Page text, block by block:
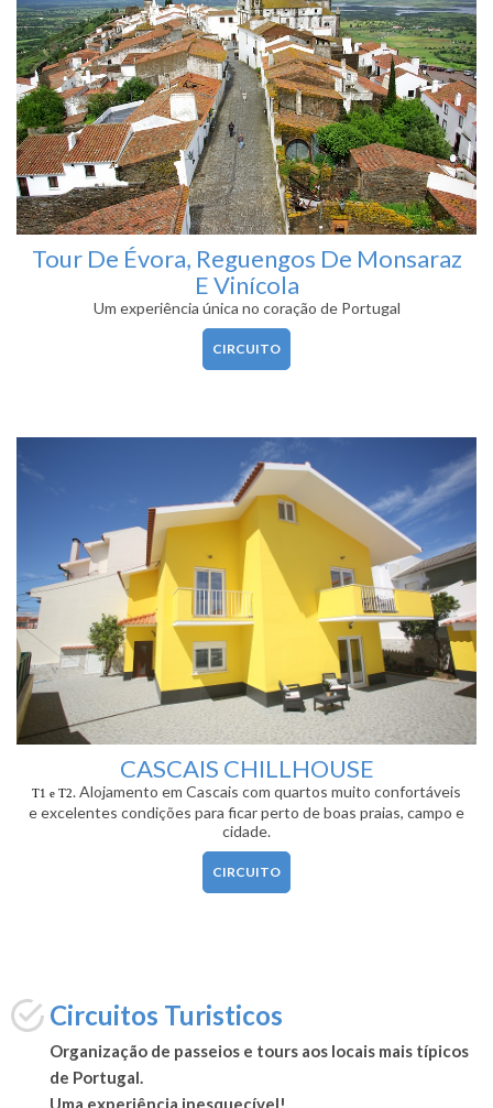
Tour De Évora, Reguengos De Monsaraz
E Vinícola
Um experiência única no coração de Portugal
CIRCUITO
CASCAIS CHILLHOUSE
T1 e T2. Alojamento em Cascais com quartos muito confortáveis
e excelentes condições para ficar perto de boas praias, campo e
cidade.
CIRCUITO
Circuitos Turisticos
Organização de passeios e tours aos locais mais típicos
de Portugal.
Uma experiência inesquecível!